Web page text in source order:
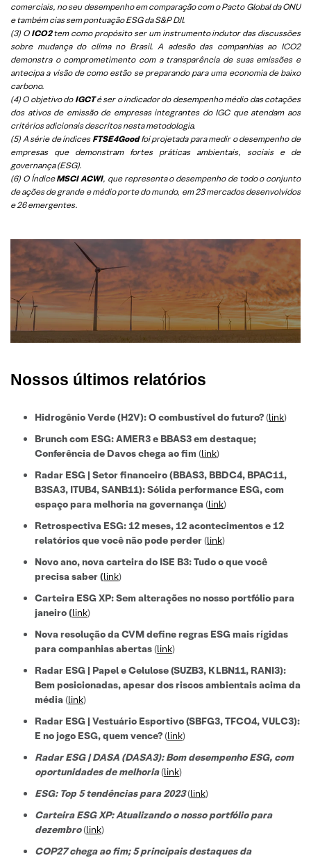
comerciais, no seu desempenho em comparação com o Pacto Global da ONU
e também cias sem pontuação ESG da S&P DJI.
(3) O ICO2tem como propósito ser um instrumento indutor das discussões
sobre mudança do clima no Brasil. A adesão das companhias ao ICO2
demonstra o comprometimento com a transparência de suas emissões e
antecipa a visão de como estão se preparando para uma economia de baixo
carbono.
(4) O objetivo do IGCTé ser o indicador do desempenho médio das cotações
dos ativos de emissão de empresas integrantes do IGC que atendam aos
critérios adicionais descritos nesta metodologia.
(5) A série de índices FTSE4Goodfoi projetada para medir o desempenho de
empresas que demonstram fortes práticas ambientais, sociais e de
governança (ESG).
(6) O ÍndiceMSCI ACWI, que representa o desempenho de todo o conjunto
de ações de grande e médio porte do mundo, em 23 mercados desenvolvidos
e 26 emergentes.
Nossos últimos relatórios
Hidrogênio Verde (H2V): O combustível do futuro?(link)
Brunch com ESG: AMER3 e BBAS3 em destaque;
Conferência de Davos chega ao fim(link)
Radar ESG | Setor financeiro (BBAS3, BBDC4, BPAC11,
B3SA3, ITUB4, SANB11): Sólida performance ESG, com
espaço para melhoria na governança(link)
Retrospectiva ESG: 12 meses, 12 acontecimentos e 12
relatórios que você não pode perder(link)
Novo ano, nova carteira do ISE B3: Tudo o que você
precisa saber(link)
Carteira ESG XP: Sem alterações no nosso portfólio para
janeiro (link)
Nova resolução da CVM define regras ESG mais rígidas
para companhias abertas(link)
Radar ESG | Papel e Celulose (SUZB3, KLBN11, RANI3):
Bem posicionadas, apesar dos riscos ambientais acima da
média(link)
Radar ESG | Vestuário Esportivo (SBFG3, TFCO4, VULC3):
E no jogo ESG, quem vence?(link)
Radar ESG | DASA (DASA3): Bom desempenho ESG, com
oportunidades de melhoria(link)
ESG: Top 5 tendências para 2023(link)
Carteira ESG XP: Atualizando o nosso portfólio para
dezembro(link)
COP27 chega ao fim; 5 principais destaques da